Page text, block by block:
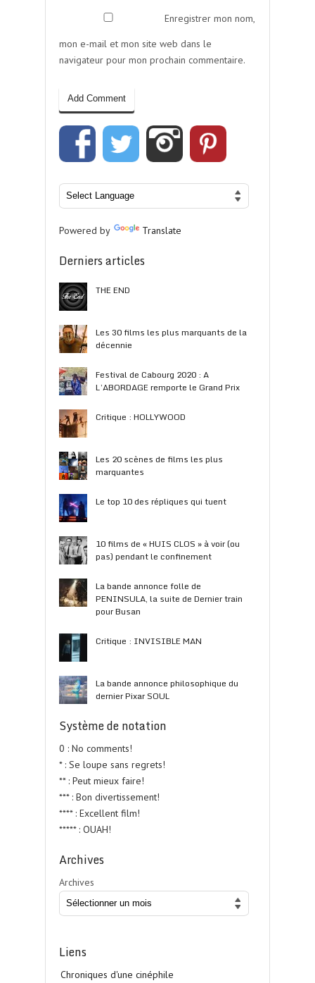
Enregistrer mon nom,
mon e-mail et mon site web dans le
navigateur pour mon prochain commentaire.
Powered by Translate
Derniers articles
THE END
Les 30 films les plus marquants de la
décennie
Festival de Cabourg 2020 : A
L’ABORDAGE remporte le Grand Prix
Critique : HOLLYWOOD
Les 20 scènes de films les plus
marquantes
Le top 10 des répliques qui tuent
10 films de « HUIS CLOS » à voir (ou
pas) pendant le confinement
La bande annonce folle de
PENINSULA, la suite de Dernier train
pour Busan
Critique : INVISIBLE MAN
La bande annonce philosophique du
dernier Pixar SOUL
Système de notation
0 : No comments!
* : Se loupe sans regrets!
** : Peut mieux faire!
*** : Bon divertissement!
**** : Excellent film!
***** : OUAH!
Archives
Archives
Liens
Chroniques d'une cinéphile